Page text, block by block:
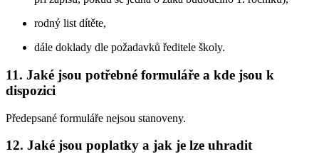
rodný list dítěte,
dále doklady dle požadavků ředitele školy.
11. Jaké jsou potřebné formuláře a kde jsou k
dispozici
Předepsané formuláře nejsou stanoveny.
12. Jaké jsou poplatky a jak je lze uhradit